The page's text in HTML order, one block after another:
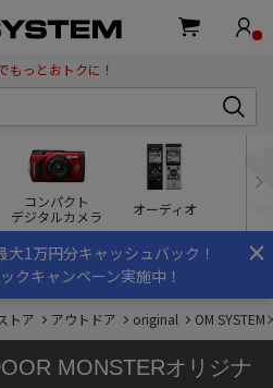
もっとおトクに！
コンパクト
デジタルカメラ
オーディオ
×
1万円分キャッシュバック！
クキャンペーン実施中！
トア アウトドア original OM
MONSTERオリジナ